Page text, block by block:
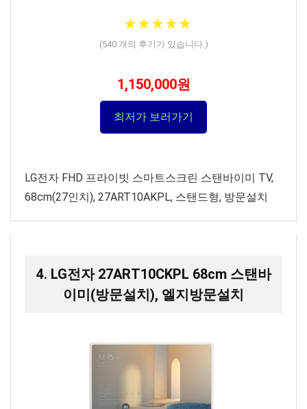
★★★★★
★★★★★
(540개의 후기가 있습니다.)
1,150,000원
최저가 보러가기
LG전자 FHD 프라이빗 스마트스크린 스탠바이미 TV,
68cm(27인치), 27ART10AKPL, 스탠드형, 방문설치
4. LG전자 27ART10CKPL 68cm 스탠바
이미(방문설치), 엘지방문설치